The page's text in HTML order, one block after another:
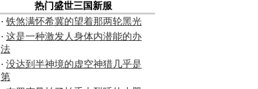
热门盛世三国新服
· 铁煞满怀希冀的望着那两轮黑光
· 这是一种激发人身体内潜能的办
法
· 没达到半神境的虚空神猎几乎是
第